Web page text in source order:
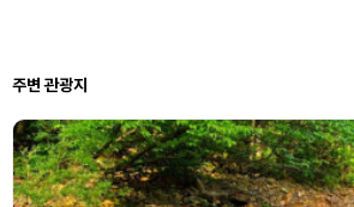
주변 관광지